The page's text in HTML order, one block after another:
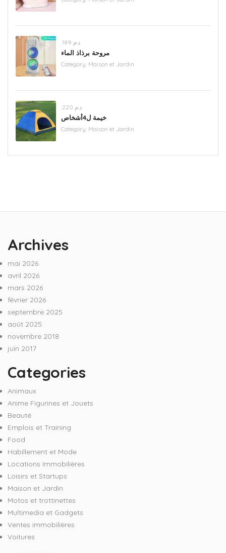
.د.م 189
مروحة برذاذ الماء
Category: Maison et Jardin
.د.م 220
خيمة ل4أشخاص
Category: Maison et Jardin
Archives
mai 2026
avril 2026
mars 2026
février 2026
septembre 2025
août 2025
novembre 2018
juin 2017
Categories
Animaux
Anime Figurines et Jouets
Beauté
Emplois et Training
Food
Habillement et Mode
Locations Immobilières
Loisirs et Startups
Maison et Jardin
Motos et trottinettes
Multimedia et Gadgets
Ventes immobilières
Voitures